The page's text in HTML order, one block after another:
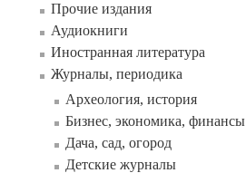
Прочие издания
Аудиокниги
Иностранная литература
Журналы, периодика
Археология, история
Бизнес, экономика, финансы
Дача, сад, огород
Детские журналы